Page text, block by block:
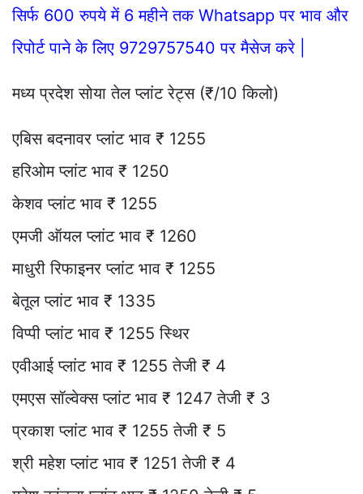
सिर्फ 600 रुपये में 6 महीने तक Whatsapp पर भाव और
रिपोर्ट पाने के लिए 9729757540 पर मैसेज करे |
मध्य प्रदेश सोया तेल प्लांट रेट्स (₹/10 किलो)
एबिस बदनावर प्लांट भाव ₹ 1255
हरिओम प्लांट भाव ₹ 1250
केशव प्लांट भाव ₹ 1255
एमजी ऑयल प्लांट भाव ₹ 1260
माधुरी रिफाइनर प्लांट भाव ₹ 1255
बेतूल प्लांट भाव ₹ 1335
विप्पी प्लांट भाव ₹ 1255 स्थिर
एवीआई प्लांट भाव ₹ 1255 तेजी ₹ 4
एमएस सॉल्वेक्स प्लांट भाव ₹ 1247 तेजी ₹ 3
प्रकाश प्लांट भाव ₹ 1255 तेजी ₹ 5
श्री महेश प्लांट भाव ₹ 1251 तेजी ₹ 4